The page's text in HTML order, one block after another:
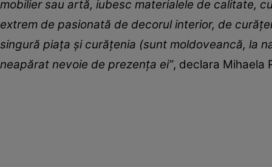
mobilier sau artă, iubesc materialele de calitate,
extrem de pasionată de decorul interior, de
singură piața și curățenia (sunt moldoveancă, la
neapărat nevoie de prezența ei”, declara Mihaela